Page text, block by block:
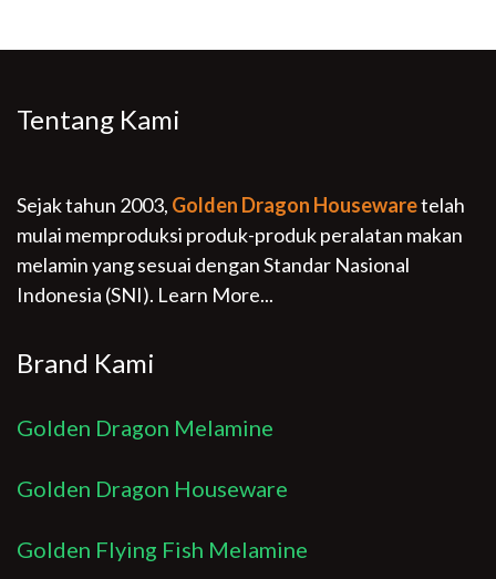
Tentang Kami
Sejak tahun 2003, Golden Dragon Housewaretelah
mulai memproduksi produk-produk peralatan makan
melamin yang sesuai dengan Standar Nasional
Indonesia (SNI). Learn More...
Brand Kami
Golden Dragon Melamine
Golden Dragon Houseware
Golden Flying Fish Melamine